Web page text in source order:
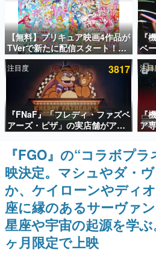
電ファミのいま読まれている記事ラン
アプリセール情報
インタビュー
連載・特集一覧
殿堂入り記事
SNS拡散数が数千以上！
ど。多くの人々に読まれた
事をまとめました。
ゲームの企画書
名作ゲームクリエイターの
聞きし、ヒットする企画（
きます。
赫本
この物語を解いてはいけな
の形をした短編ホラー小説
新世代に訊く
【無料】プリキュア映画4作品が
TVerで新たに配信スタート！な
んと2018年～2024年の映画ほぼ
すべてが見放題に、ぶっちゃけ
ありえないラインナップ
『
ベ
ン
ー
年2
注目度 3817
『FNaF』「フレディ・ファズベ
アーズ・ピザ」の実店舗がアメ
リカの商業施設「American
Dream」に2027年オープン！
ScottGamesとの共同開発、食
事だけでなくステージショーや
没入型のホラー体験も楽しめる
注目
『
ア
散
本
ー
ム
『FGO』の“コラボプ
映決定。マシュやダ・
か、ケイローンやディ
座に縁のあるサーヴァ
星座や宇宙の起源を学
ヶ月限定で上映